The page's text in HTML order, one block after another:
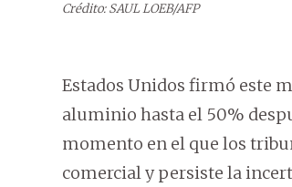
Crédito: SAUL LOEB/AFP
Estados Unidos firmó este
aluminio hasta el 50%
momento en el que los
comercial y persiste la